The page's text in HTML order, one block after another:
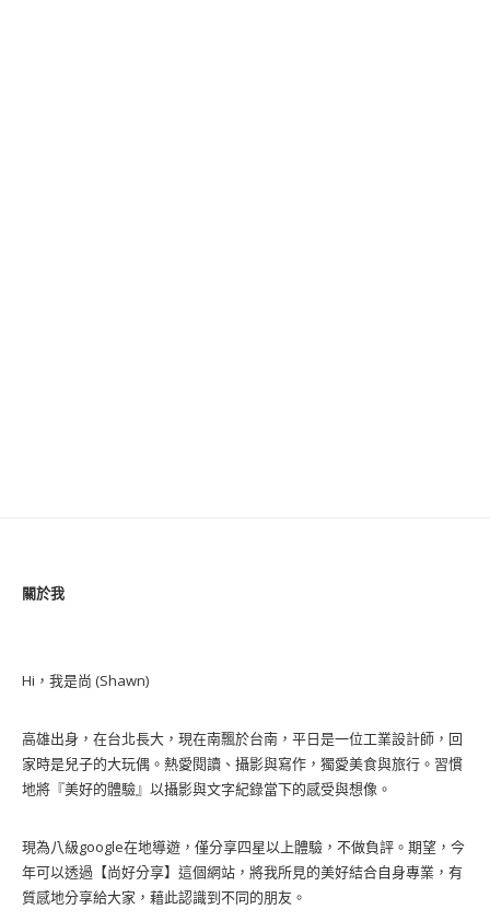
關於我
Hi，我是尚 (Shawn)
高雄出身，在台北長大，現在南飄於台南，平日是一位工業設計師，回
家時是兒子的大玩偶。熱愛閱讀、攝影與寫作，獨愛美食與旅行。習慣
地將『美好的體驗』以攝影與文字紀錄當下的感受與想像。
現為八級google在地導遊，僅分享四星以上體驗，不做負評。期望，今
年可以透過【尚好分享】這個網站，將我所見的美好結合自身專業，有
質感地分享給大家，藉此認識到不同的朋友。